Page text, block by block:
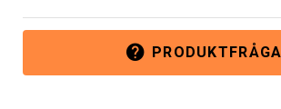
help PRODUKTFRÅGA